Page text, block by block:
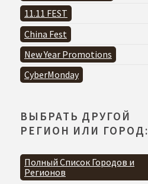
11.11 FEST
China Fest
New Year Promotions
CyberMonday
ВЫБРАТЬ ДРУГОЙ
РЕГИОН ИЛИ ГОРОД:
Полный Список Городов и
Регионов